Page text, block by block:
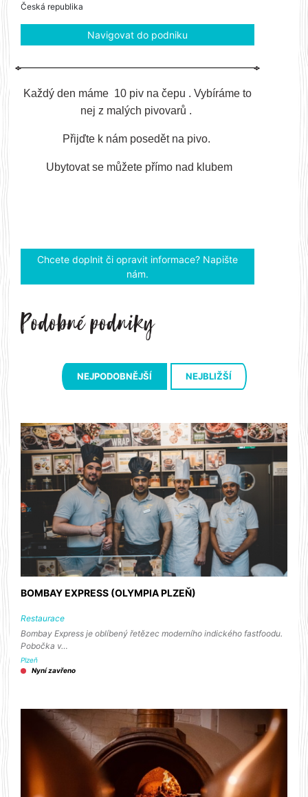
Česká republika
Navigovat do podniku
Každý den máme 10 piv na čepu . Vybíráme to
nej z malých pivovarů .
Přijďte k nám posedět na pivo.
Ubytovat se můžete přímo nad klubem
Chcete doplnit či opravit informace? Napište
nám.
NEJPODOBNĚJŠÍ NEJBLIŽŠÍ
BOMBAY EXPRESS (OLYMPIA PLZEŇ)
Restaurace
Bombay Express je oblíbený řetězec moderního indického fastfoodu.
Pobočka v…
Plzeň
Nyní zavřeno